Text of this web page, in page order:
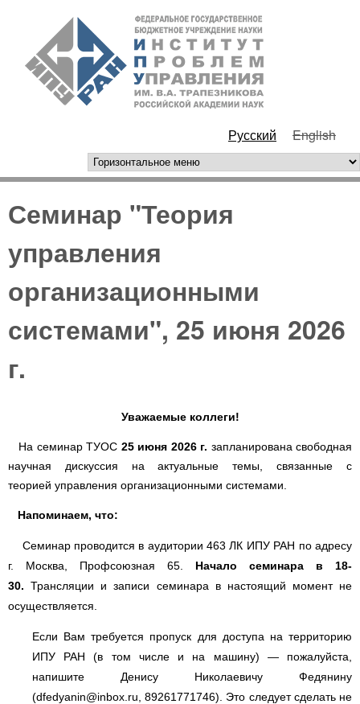
Перейти к основному
содержанию
РАН
Русский English
горизонтальное меню
Семинар "Теория
управления
организационными
системами", 25 июня 2026
г.
Уважаемые коллеги!
На семинар ТУОС 25 июня 2026 г. запланирована свободная
научная дискуссия на актуальные темы, связанные с
теорией управления организационными системами.
Напоминаем, что:
Семинар проводится в аудитории 463 ЛК ИПУ РАН по адресу
г. Москва, Профсоюзная 65. Начало семинара в 18-
30. Трансляции и записи семинара в настоящий момент не
осуществляется.
Если Вам требуется пропуск для доступа на территорию
ИПУ РАН (в том числе и на машину) — пожалуйста,
напишите Денису Николаевичу Федянину
(dfedyanin@inbox.ru , 89261771746). Это следует сделать не